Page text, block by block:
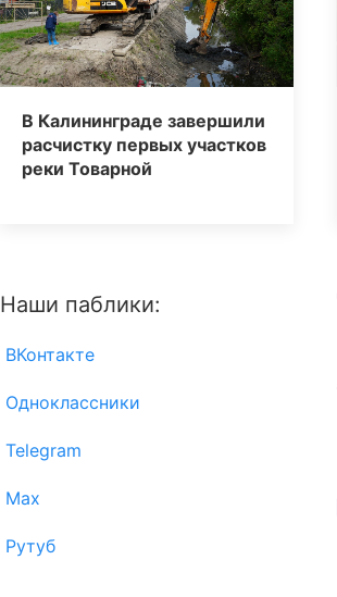
В Калининграде завершили
расчистку первых участков
реки Товарной
Наши паблики:
ВКонтакте
Одноклассники
Telegram
Max
Рутуб